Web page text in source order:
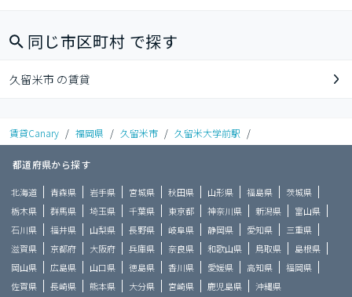
同じ市区町村 で探す
久留米市 の賃貸
賃貸Canary / 福岡県 / 久留米市 / 久留米大学前駅 /
都道府県から探す
北海道 青森県 岩手県 宮城県 秋田県 山形県 福島県
茨城県
栃木県
群馬県 埼玉県 千葉県 東京都 神奈川県 新潟県
富山県
石川県
福井県 山梨県 長野県 岐阜県 静岡県 愛知県
三重県
滋賀県
京都府 大阪府 兵庫県 奈良県 和歌山県 鳥取県
島根県
岡山県
広島県 山口県 徳島県 香川県 愛媛県 高知県
福岡県
佐賀県
長崎県 熊本県 大分県 宮崎県 鹿児島県 沖縄県